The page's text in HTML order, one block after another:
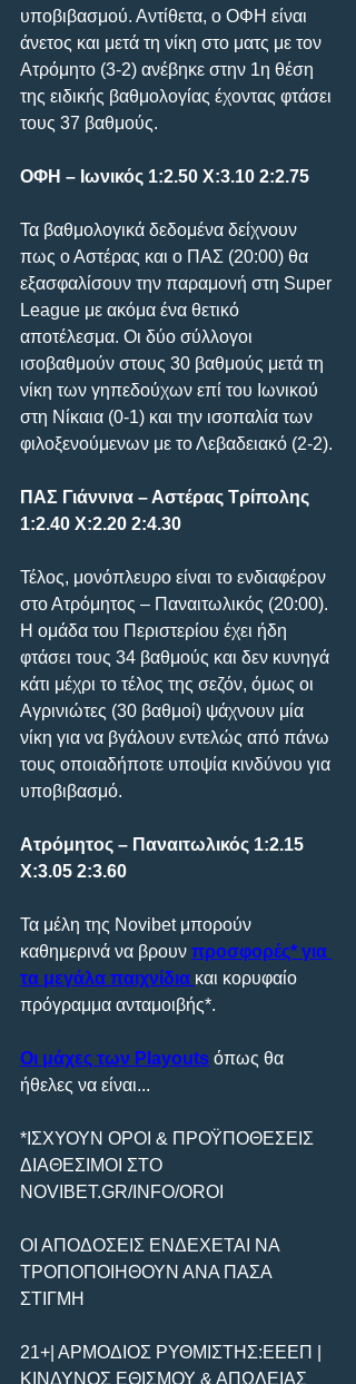
υποβιβασμού. Αντίθετα, ο ΟΦΗ είναι
άνετος και μετά τη νίκη στο ματς με τον
Ατρόμητο (3-2) ανέβηκε στην 1η θέση
της ειδικής βαθμολογίας έχοντας φτάσει
τους 37 βαθμούς.
ΟΦΗ – Ιωνικός 1:2.50 Χ:3.10 2:2.75
Τα βαθμολογικά δεδομένα δείχνουν
πως ο Αστέρας και ο ΠΑΣ (20:00) θα
εξασφαλίσουν την παραμονή στη Super
League με ακόμα ένα θετικό
αποτέλεσμα. Οι δύο σύλλογοι
ισοβαθμούν στους 30 βαθμούς μετά τη
νίκη των γηπεδούχων επί του Ιωνικού
στη Νίκαια (0-1) και την ισοπαλία των
φιλοξενούμενων με το Λεβαδειακό (2-2).
ΠΑΣ Γιάννινα – Αστέρας Τρίπολης
1:2.40 Χ:2.20 2:4.30
Τέλος, μονόπλευρο είναι το ενδιαφέρον
στο Ατρόμητος – Παναιτωλικός (20:00).
Η ομάδα του Περιστερίου έχει ήδη
φτάσει τους 34 βαθμούς και δεν κυνηγά
κάτι μέχρι το τέλος της σεζόν, όμως οι
Αγρινιώτες (30 βαθμοί) ψάχνουν μία
νίκη για να βγάλουν εντελώς από πάνω
τους οποιαδήποτε υποψία κινδύνου για
υποβιβασμό.
Ατρόμητος – Παναιτωλικός 1:2.15
Χ:3.05 2:3.60
Τα μέλη της Novibet μπορούν
καθημερινά να βρουν προσφορές* για
τα μεγάλα παιχνίδια και κορυφαίο
πρόγραμμα ανταμοιβής*.
Οι μάχες των Playouts όπως θα
ήθελες να είναι...
*ΙΣΧΥΟΥΝ ΟΡΟΙ & ΠΡΟΫΠΟΘΕΣΕΙΣ
ΔΙΑΘΕΣΙΜΟΙ ΣΤΟ
NOVIBET.GR/INFO/OROI
ΟΙ ΑΠΟΔΟΣΕΙΣ ΕΝΔΕΧΕΤΑΙ ΝΑ
ΤΡΟΠΟΠΟΙΗΘΟΥΝ ΑΝΑ ΠΑΣΑ
ΣΤΙΓΜΗ
21+| ΑΡΜΟΔΙΟΣ ΡΥΘΜΙΣΤΗΣ:ΕΕΕΠ |
ΚΙΝΔΥΝΟΣ ΕΘΙΣΜΟΥ & ΑΠΩΛΕΙΑΣ